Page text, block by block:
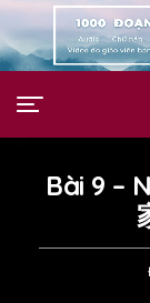
Bài 9 –